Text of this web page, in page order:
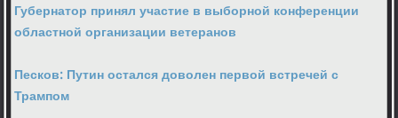
Губернатор принял участие в выборной конференции
областной организации ветеранов
Песков: Путин остался доволен первой встречей с
Трампом